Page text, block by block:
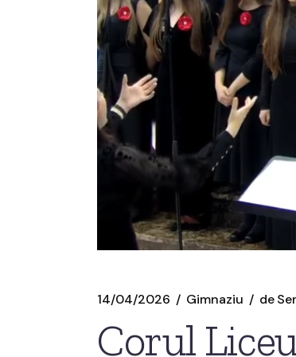
14/04/2026 Gimnaziu de
Corul